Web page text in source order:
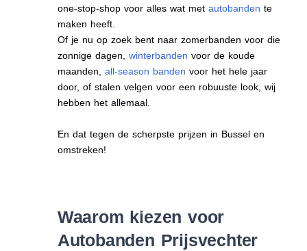
one-stop-shop voor alles wat met autobanden te
maken heeft.
Of je nu op zoek bent naar zomerbanden voor die
zonnige dagen, winterbanden voor de koude
maanden, all-season banden voor het hele jaar
door, of stalen velgen voor een robuuste look, wij
hebben het allemaal.
En dat tegen de scherpste prijzen in Bussel en
omstreken!
Waarom kiezen voor
Autobanden Prijsvechter